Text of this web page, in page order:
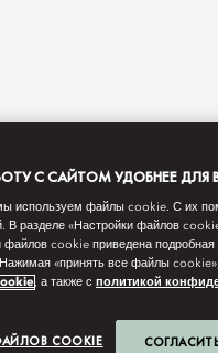
С САЙТОМ УДОБНЕЕ ДЛЯ
используем файлы cookie. С их
В разделе «Настройки файлов
cookie приведена
«принять все файлы
, а также с политикой
COOKIE